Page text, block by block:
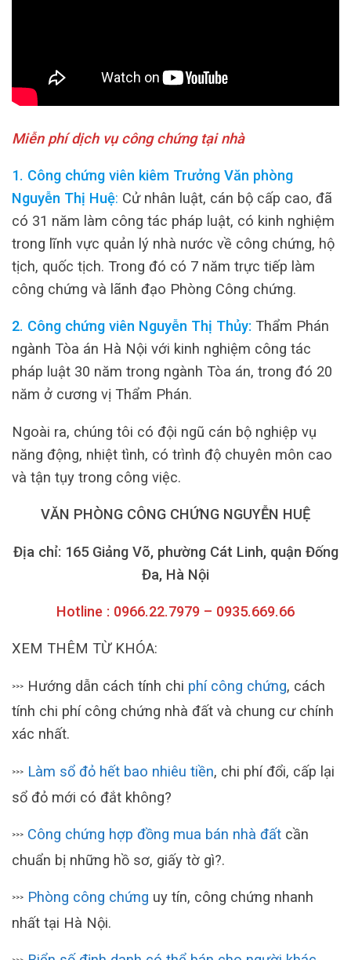
Miễn phí dịch vụ công chứng tại nhà
1. Công chứng viên kiêm Trưởng Văn phòng
Nguyễn Thị Huệ: Cử nhân luật, cán bộ cấp cao, đã
có 31 năm làm công tác pháp luật, có kinh nghiệm
trong lĩnh vực quản lý nhà nước về công chứng, hộ
tịch, quốc tịch. Trong đó có 7 năm trực tiếp làm
công chứng và lãnh đạo Phòng Công chứng.
2. Công chứng viên Nguyễn Thị Thủy: Thẩm Phán
ngành Tòa án Hà Nội với kinh nghiệm công tác
pháp luật 30 năm trong ngành Tòa án, trong đó 20
năm ở cương vị Thẩm Phán.
Ngoài ra, chúng tôi có đội ngũ cán bộ nghiệp vụ
năng động, nhiệt tình, có trình độ chuyên môn cao
và tận tụy trong công việc.
VĂN PHÒNG CÔNG CHỨNG NGUYỄN HUỆ
Địa chỉ: 165 Giảng Võ, phường Cát Linh, quận Đống
Đa, Hà Nội
Hotline : 0966.22.7979 – 0935.669.66
XEM THÊM TỪ KHÓA:
>>> Hướng dẫn cách tính chi phí công chứng, cách
tính chi phí công chứng nhà đất và chung cư chính
xác nhất.
>>> Làm sổ đỏ hết bao nhiêu tiền, chi phí đổi, cấp lại
sổ đỏ mới có đắt không?
>>> Công chứng hợp đồng mua bán nhà đất cần
chuẩn bị những hồ sơ, giấy tờ gì?.
>>> Phòng công chứng uy tín, công chứng nhanh
nhất tại Hà Nội.